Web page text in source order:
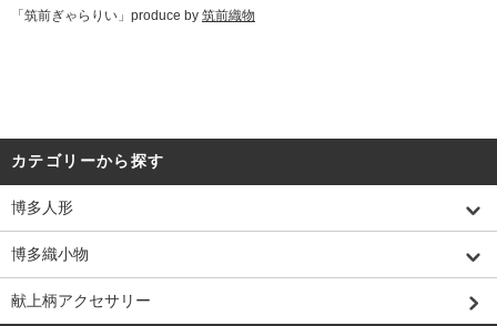
「筑前ぎゃらりい」produce by 筑前織物
カテゴリーから探す
博多人形
博多織小物
献上柄アクセサリー